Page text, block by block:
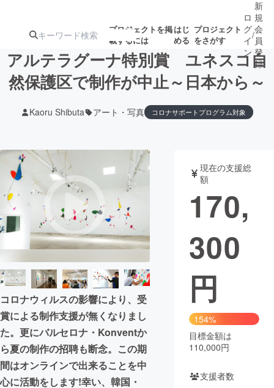
プロジェクトを掲
載するには
はじ
める
プロジェクト
をさがす
ジェクト
ターン
注目の新着プロ
ジェクト
募集終了が近いプ
ロジェクト
もうすぐ公開
されます
アート・写真 音楽
テクノロジー・ガジェット ゲーム・サ
映像・映画
ビジネス・起業
まちづくり・地域活性化
CAMPFIRE for Social Good
CAMPFIRE Creation
CAMPFIREふるさと納税machi-ya コミュニティ
ロ
グ
イ
ン
/
新
規
会
員
登
録
アルテラグーナ特別賞 ユネスコ自
然保護区で制作が中止～日本から～
Kaoru Shibuta アート・写真 コロナサポートプログラム対象
コロナウィルスの影響により、受
賞による制作支援が無くなりまし
た。更にバルセロナ・Konventか
ら夏の制作の招聘も断念。この期
間はオンラインで出来ることを中
心に活動をします!幸い、韓国・
現在の支援総
額
170,
300
円
154%
目標金額は
110,000円
支援者数